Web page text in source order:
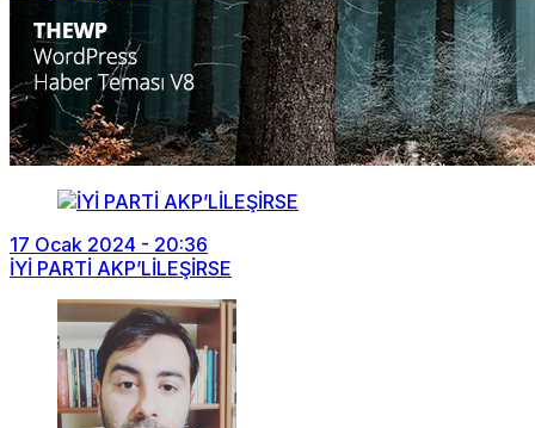
17 Ocak 2024 - 20:36
İYİ PARTİ AKP’LİLEŞİRSE